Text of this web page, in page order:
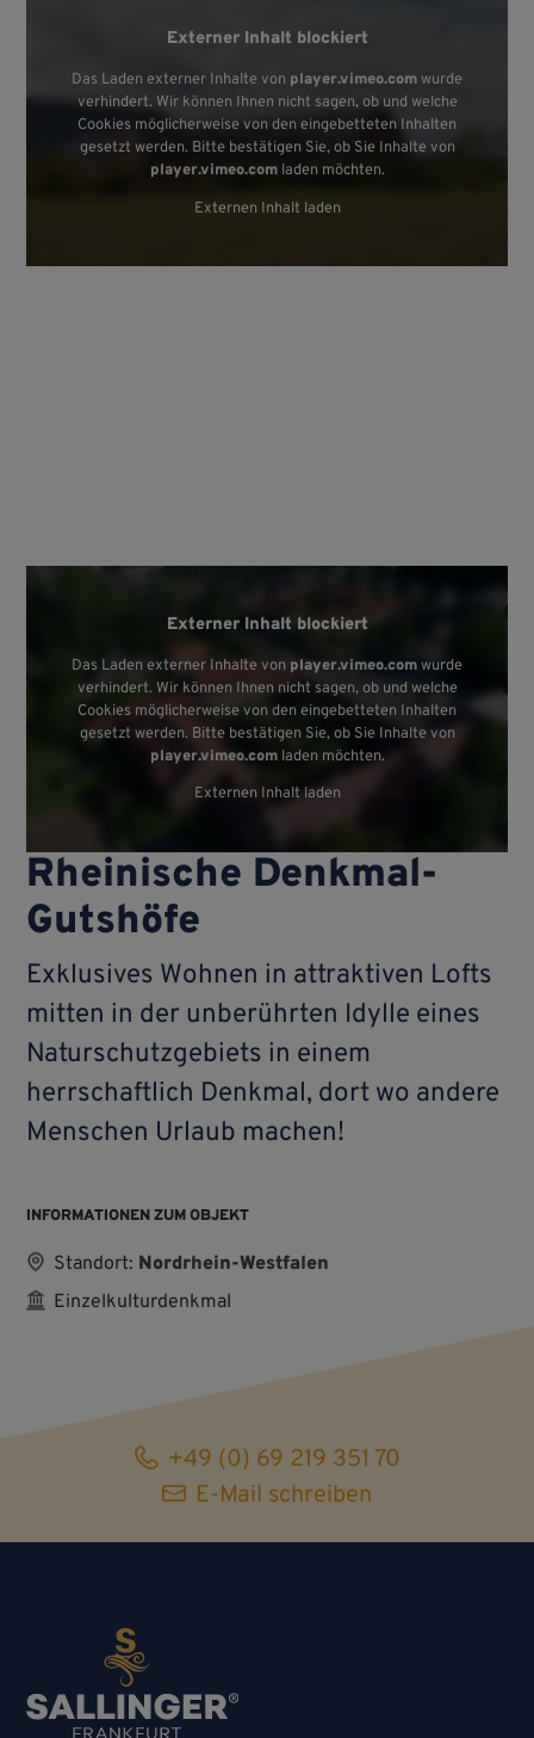
Externer Inhalt blockiert
Das Laden externer Inhalte von player.vimeo.com wurde
verhindert. Wir können Ihnen nicht sagen, ob und welche
Cookies möglicherweise von den eingebetteten Inhalten
gesetzt werden. Bitte bestätigen Sie, ob Sie Inhalte von
player.vimeo.comladen möchten.
Externen Inhalt laden
Externer Inhalt blockiert
Das Laden externer Inhalte von player.vimeo.comwurde
verhindert. Wir können Ihnen nicht sagen, ob und welche
Cookies möglicherweise von den eingebetteten Inhalten
gesetzt werden. Bitte bestätigen Sie, ob Sie Inhalte von
player.vimeo.comladen möchten.
Externen Inhalt laden
Rheinische Denkmal-
Gutshöfe
Exklusives Wohnen in attraktiven Lofts
mitten in der unberührten Idylle eines
Naturschutzgebiets in einem
herrschaftlich Denkmal, dort wo andere
Menschen Urlaub machen!
INFORMATIONEN ZUM OBJEKT
Standort: Nordrhein-Westfalen
Einzelkulturdenkmal
+49 (0) 69 219 351 70
E-Mail schreiben